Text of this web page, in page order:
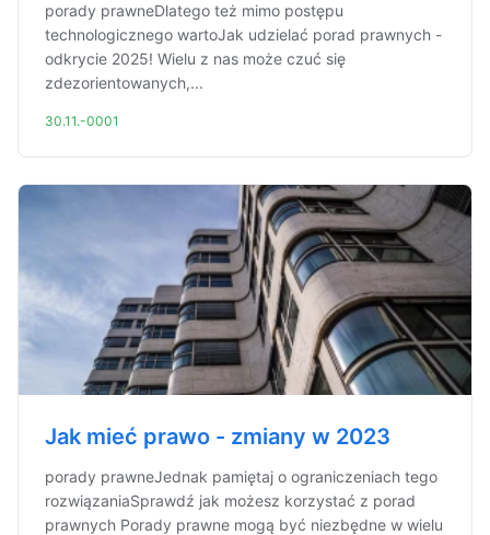
porady prawneDlatego też mimo postępu
technologicznego wartoJak udzielać porad prawnych -
odkrycie 2025! Wielu z nas może czuć się
zdezorientowanych,...
30.11.-0001
Jak mieć prawo - zmiany w 2023
porady prawneJednak pamiętaj o ograniczeniach tego
rozwiązaniaSprawdź jak możesz korzystać z porad
prawnych Porady prawne mogą być niezbędne w wielu